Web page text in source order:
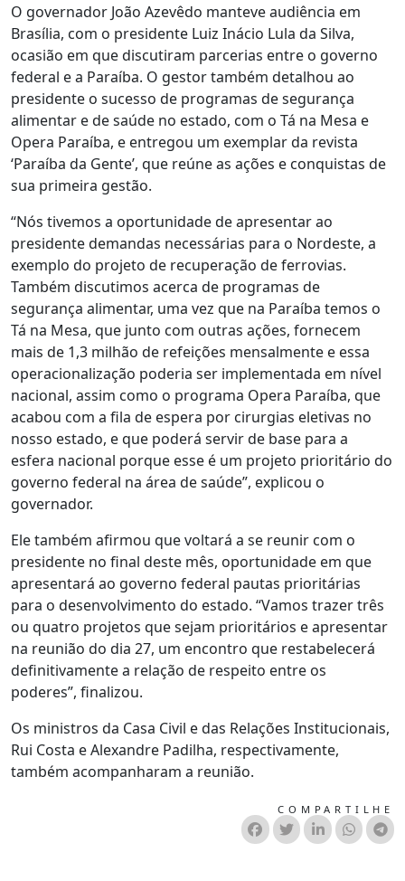
O governador João Azevêdo manteve audiência em
Brasília, com o presidente Luiz Inácio Lula da Silva,
ocasião em que discutiram parcerias entre o governo
federal e a Paraíba. O gestor também detalhou ao
presidente o sucesso de programas de segurança
alimentar e de saúde no estado, com o Tá na Mesa e
Opera Paraíba, e entregou um exemplar da revista
‘Paraíba da Gente’, que reúne as ações e conquistas de
sua primeira gestão.
“Nós tivemos a oportunidade de apresentar ao
presidente demandas necessárias para o Nordeste, a
exemplo do projeto de recuperação de ferrovias.
Também discutimos acerca de programas de
segurança alimentar, uma vez que na Paraíba temos o
Tá na Mesa, que junto com outras ações, fornecem
mais de 1,3 milhão de refeições mensalmente e essa
operacionalização poderia ser implementada em nível
nacional, assim como o programa Opera Paraíba, que
acabou com a fila de espera por cirurgias eletivas no
nosso estado, e que poderá servir de base para a
esfera nacional porque esse é um projeto prioritário do
governo federal na área de saúde”, explicou o
governador.
Ele também afirmou que voltará a se reunir com o
presidente no final deste mês, oportunidade em que
apresentará ao governo federal pautas prioritárias
para o desenvolvimento do estado. “Vamos trazer três
ou quatro projetos que sejam prioritários e apresentar
na reunião do dia 27, um encontro que restabelecerá
definitivamente a relação de respeito entre os
poderes”, finalizou.
Os ministros da Casa Civil e das Relações Institucionais,
Rui Costa e Alexandre Padilha, respectivamente,
também acompanharam a reunião.
COMPARTILHE